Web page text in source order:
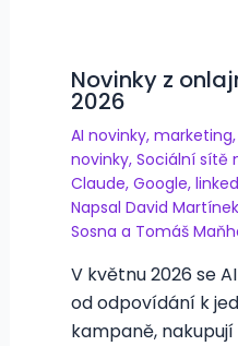
Novinky z
2026
AI novinky, marketing,
novinky, Sociální sítě
Claude, Google,
Napsal David Martínek
Sosna a Tomáš
V květnu 2026 se
od odpovídání k
kampaně,